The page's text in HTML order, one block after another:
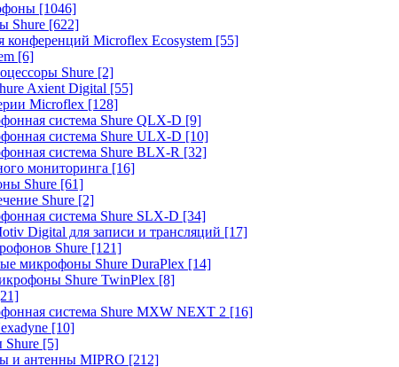
[1046]
Shure [622]
конференций Microflex Ecosystem [55]
[6]
Shure [2]
Axient Digital [55]
Microflex [128]
система Shure QLX-D [9]
система Shure ULX-D [10]
система Shure BLX-R [32]
мониторинга [16]
Shure [61]
Shure [2]
система Shure SLX-D [34]
Digital для записи и трансляций [17]
Shure [121]
микрофоны Shure DuraPlex [14]
Shure TwinPlex [8]
система Shure MXW NEXT 2 [16]
[10]
Shure [5]
и антенны MIPRO [212]